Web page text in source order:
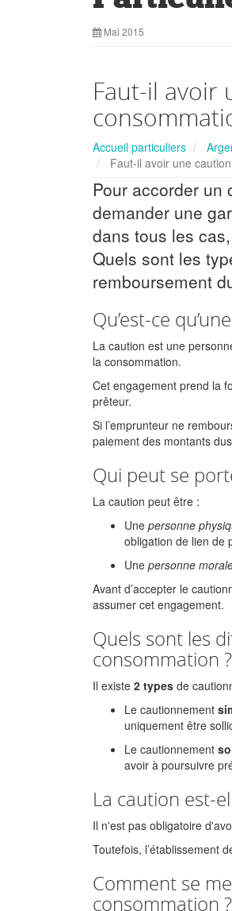
Mai 2015
Faut-il avoir
Accueil particuliers
Faut-il avoir une
Pour accorder
demander une
dans tous les
Quels sont les
remboursement
Qu’est-ce
La caution est une
la consommation.
Cet engagement prend la
prêteur.
Si l’emprunteur ne
paiement des montants
Qui peut se
La caution peut être :
Une personne
obligation de lien de
Une personne
Avant d’accepter le
assumer cet engagement.
Quels sont les
consommation ?
Il existe 2 types de
Le cautionnement
uniquement être
Le cautionnement
avoir à poursuivre
La caution est-
Il n'est pas obligatoire
Toutefois, l’établissement
Comment se
consommation ?